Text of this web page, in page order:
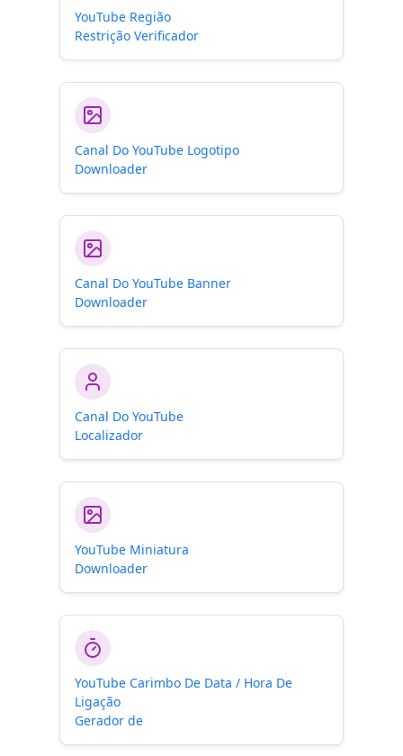
YouTube Região
Restrição Verificador
Canal Do YouTube Logotipo
Downloader
Canal Do YouTube Banner
Downloader
Canal Do YouTube
Localizador
YouTube Miniatura
Downloader
YouTube Carimbo De Data / Hora De
Ligação
Gerador de